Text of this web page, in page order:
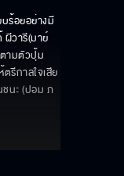
ร้อยอย่างมี
ผีวารี(มาย์
ตามตัวปุ้ม
รีกาลใจเสีย
นะ (ปอม ภ